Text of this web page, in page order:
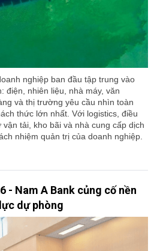
nghiệp ban đầu tập trung vào
điện, nhiên liệu, nhà máy, văn
và thị trường yêu cầu nhìn toàn
thức lớn nhất. Với logistics, điều
tải, kho bãi và nhà cung cấp dịch
nhiệm quản trị của doanh nghiệp.
- Nam A Bank củng cố nền
dự phòng